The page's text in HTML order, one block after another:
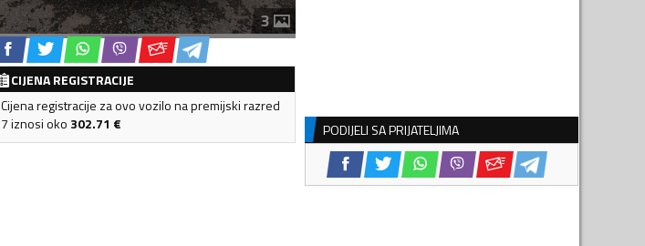
3
CIJENA REGISTRACIJE
Cijena registracije za ovo vozilo na premijski razred
7 iznosi oko 302.71 € PODIJELI SA PRIJATELJIMA